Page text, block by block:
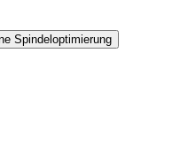
Spindeloptimierung